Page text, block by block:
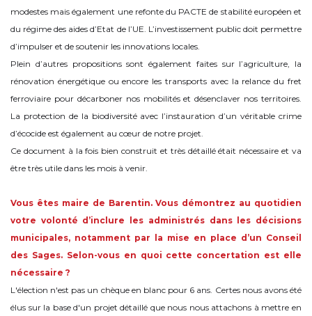
modestes mais également une refonte du PACTE de stabilité européen et
du régime des aides d’Etat de l’UE. L’investissement public doit permettre
d’impulser et de soutenir les innovations locales.
Plein d’autres propositions sont également faites sur l’agriculture, la
rénovation énergétique ou encore les transports avec la relance du fret
ferroviaire pour décarboner nos mobilités et désenclaver nos territoires.
La protection de la biodiversité avec l’instauration d’un véritable crime
d’écocide est également au cœur de notre projet.
Ce document à la fois bien construit et très détaillé était nécessaire et va
être très utile dans les mois à venir.
Vous êtes maire de Barentin. Vous démontrez au quotidien
votre volonté d’inclure les administrés dans les décisions
municipales, notamment par la mise en place d’un Conseil
des Sages. Selon-vous en quoi cette concertation est elle
nécessaire ?
L'élection n'est pas un chèque en blanc pour 6 ans. Certes nous avons été
élus sur la base d'un projet détaillé que nous nous attachons à mettre en